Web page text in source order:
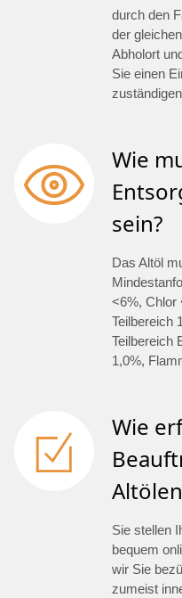
durch den
der
Abholort
Sie einen
Wie
sein?
Das Altöl
<6%, Chlor
Teilbereich
Teilbereich
1,0%,
Wie
Sie stellen
bequem
wir Sie
zumeist